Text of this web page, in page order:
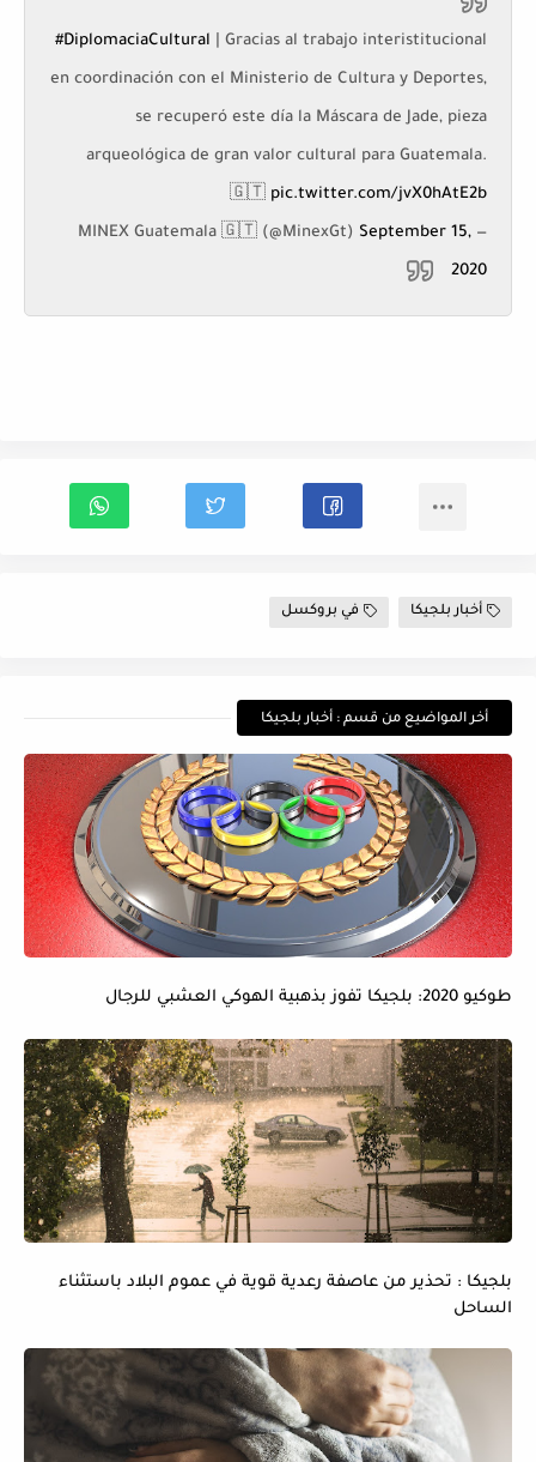
#DiplomaciaCultural | Gracias al trabajo interistitucional
en coordinación con el Ministerio de Cultura y Deportes,
se recuperó este día la Máscara de Jade, pieza
arqueológica de gran valor cultural para Guatemala.
🇬🇹 pic.twitter.com/jvX0hAtE2b
— MINEX Guatemala 🇬🇹 (@MinexGt)
September 15,
2020
أخبار بلجيكا في بروكسل
أخر المواضيع من قسم : أخبار بلجيكا
طوكيو 2020: بلجيكا تفوز بذهبية الهوكي العشبي للرجال
بلجيكا : تحذير من عاصفة رعدية قوية في عموم البلاد باستثناء
الساحل